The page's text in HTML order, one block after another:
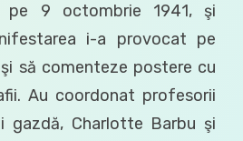
pe 9 octombrie 1941, şi
i-a provocat pe
să comenteze postere cu
Au coordonat profesorii
gazdă, Charlotte Barbu şi